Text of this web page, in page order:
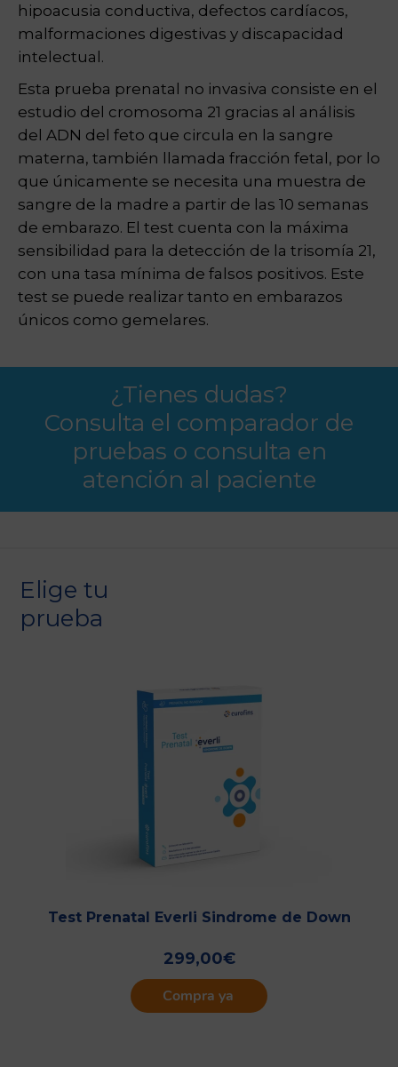
hipoacusia conductiva, defectos cardíacos,
malformaciones digestivas y discapacidad
intelectual.
Esta prueba prenatal no invasiva consiste en el
estudio del cromosoma 21 gracias al análisis
del ADN del feto que circula en la sangre
materna, también llamada fracción fetal, por lo
que únicamente se necesita una muestra de
sangre de la madre a partir de las 10 semanas
de embarazo. El test cuenta con la máxima
sensibilidad para la detección de la trisomía 21,
con una tasa mínima de falsos positivos. Este
test se puede realizar tanto en embarazos
únicos como gemelares.
¿Tienes dudas?
Consulta el comparador de
pruebas o consulta en
atención al paciente
Elige tu
prueba
Test Prenatal Everli Sindrome de Down
299,00€
Compra ya